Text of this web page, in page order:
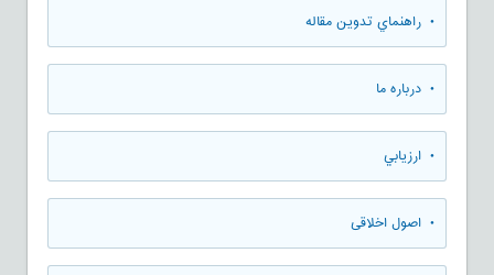
• راهنماي تدوين مقاله
• درباره ما
• ارزيابي
• اصول اخلاقی